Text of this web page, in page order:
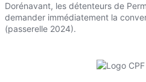
Dorénavant, les détenteurs de
demander immédiatement la
(passerelle 2024).